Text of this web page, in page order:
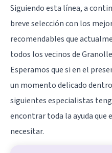
Siguiendo esta línea, a
breve selección con los
recomendables que
todos los vecinos de
Esperamos que si en el
un momento delicado
siguientes especialistas
encontrar toda la ayuda que
necesitar.